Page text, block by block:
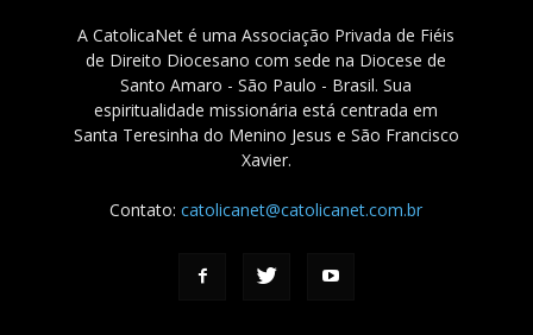
A CatolicaNet é uma Associação Privada de Fiéis
de Direito Diocesano com sede na Diocese de
Santo Amaro - São Paulo - Brasil. Sua
espiritualidade missionária está centrada em
Santa Teresinha do Menino Jesus e São Francisco
Xavier.
Contato:catolicanet@catolicanet.com.br